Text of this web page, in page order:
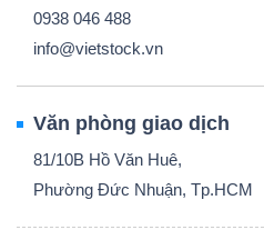
0938 046 488
info@vietstock.vn
Văn phòng giao dịch
81/10B Hồ Văn Huê,
Phường Đức Nhuận, Tp.HCM